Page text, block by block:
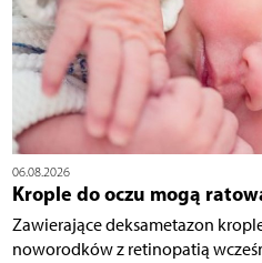
06.08.2026
Krople do oczu mogą
Zawierające deksametazon
noworodków z retinopatią